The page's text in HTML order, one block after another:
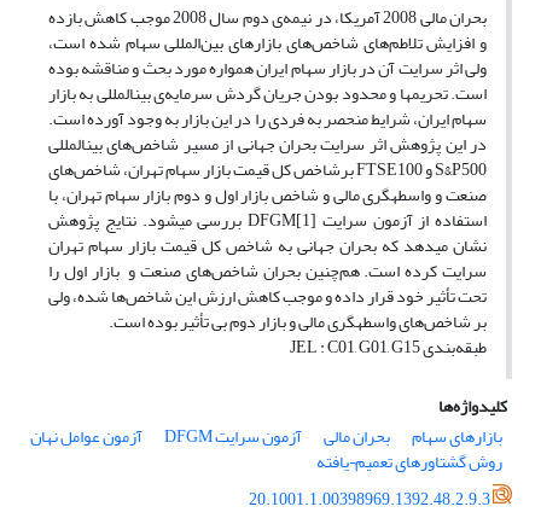
بحران مالی 2008 آمریکا، در نیمه‌ی دوم سال 2008 موجب کاهش بازده
و افزایش تلاطم‌های شاخص‌های بازارهای بین‌المللی سهام شده است،
ولی اثر سرایت آن در بازار سهام ایران همواره مورد بحث و مناقشه بوده
است. تحریم­ها و محدود بودن جریان گردش سرمایه‌ی بین­المللی به بازار
سهام ایران، شرایط منحصر به فردی را در این بازار به وجود آورده است.
در این پژوهش اثر سرایت بحران جهانی از مسیر شاخص‌های بین­المللی
S&P500 و FTSE100 برشاخص­ کل قیمت بازار سهام تهران، شاخص‌های
صنعت و واسطه­گری مالی و شاخص بازار اول و دوم بازار سهام تهران، با
استفاده از آزمون سرایت DFGM[1] بررسی می­شود. نتایج پژوهش
نشان می­دهد که بحران جهانی به شاخص­ کل قیمت بازار سهام تهران
سرایت کرده است. هم‌چنین بحران شاخص‌های صنعت و بازار اول را
تحت تأثیر خود قرار داده و موجب کاهش ارزش این شاخص‌ها شده، ولی
بر شاخص‌های واسطه­گری مالی و بازار دوم بی تأثیر بوده است.
طبقه‌بندی JEL : C01, G01, G15
کلیدواژه‌ها
بازارهای سهام
بحران مالی آزمون سرایت DFGM آزمون عوامل نهان
روش گشتاورهای تعمیم¬یافته
20.1001.1.00398969.1392.48.2.9.3